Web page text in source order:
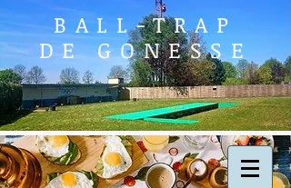
BALL-TRAP
DE GONESSE